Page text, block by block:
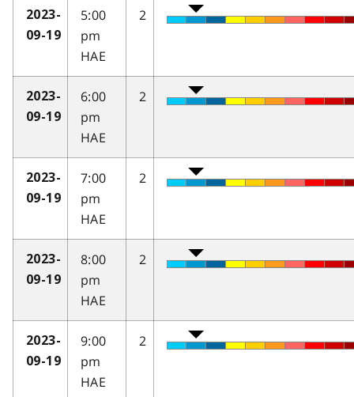
2023-
09-19
5:00
pm
HAE
2
2023-
09-19
6:00
pm
HAE
2
2023-
09-19
7:00
pm
HAE
2
2023-
09-19
8:00
pm
HAE
2
2023-
09-19
9:00
pm
HAE
2